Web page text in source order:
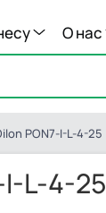
О нас
PON7-I-L-4-25
I-L-4-25